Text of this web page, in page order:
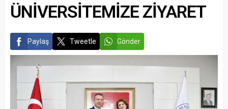
ÜNİVERSİTEMİZE ZİYARET
Paylaş Tweetle Gönder